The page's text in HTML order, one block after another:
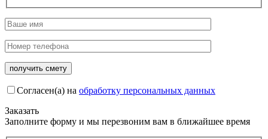
Согласен(а) на обработку персональных данных
Заказать
Заполните форму и мы перезвоним вам в ближайшее время